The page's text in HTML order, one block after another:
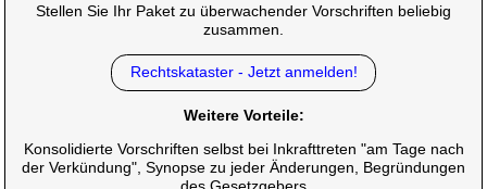
Stellen Sie Ihr Paket zu überwachender Vorschriften beliebig
zusammen.
Rechtskataster - Jetzt anmelden!
Weitere Vorteile:
Konsolidierte Vorschriften selbst bei Inkrafttreten "am Tage nach
der Verkündung", Synopse zu jeder Änderungen, Begründungen